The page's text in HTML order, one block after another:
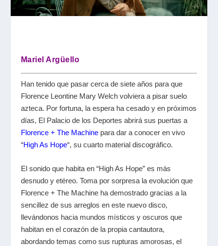
Mariel Argüello
Han tenido que pasar cerca de siete años para que
Florence Leontine Mary Welch volviera a pisar suelo
azteca. Por fortuna, la espera ha cesado y en próximos
días, El Palacio de los Deportes abrirá sus puertas a
Florence + The Machinepara dar a conocer en vivo
“High As Hope“, su cuarto material discográfico.
El sonido que habita en “High As Hope” es más
desnudo y etéreo. Toma por sorpresa la evolución que
Florence + The Machine ha demostrado gracias a la
sencillez de sus arreglos en este nuevo disco,
llevándonos hacia mundos místicos y oscuros que
habitan en el corazón de la propia cantautora,
abordando temas como sus rupturas amorosas, el